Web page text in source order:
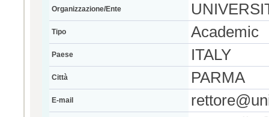
Organizzazione/Ente
Tipo Academic
Paese ITALY
Città PARMA
E-mail